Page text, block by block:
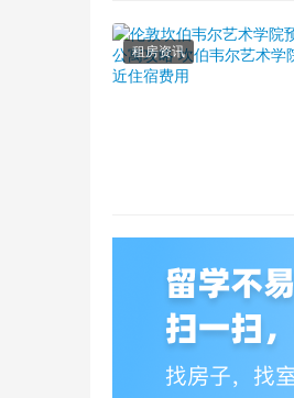
租房资讯